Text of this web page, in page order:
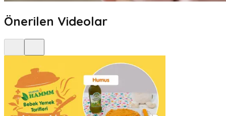
Önerilen Videolar